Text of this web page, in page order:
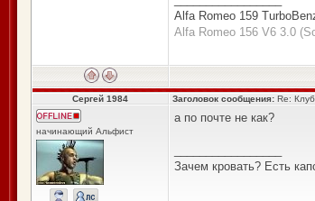
Alfa Romeo 159
Alfa Romeo 156 V6 3.0
Сергей 1984 Заголовок сообщения: Re:
начинающий Альфист
а по почте не как?
Зачем кровать? Есть